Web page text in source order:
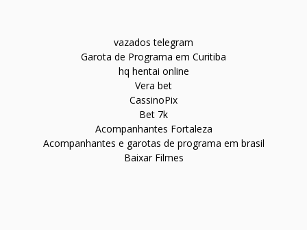
vazados telegram
Garota de Programa em Curitiba
hq hentai online
Vera bet
CassinoPix
Bet 7k
Acompanhantes Fortaleza
Acompanhantes e garotas de programa em brasil
Baixar Filmes